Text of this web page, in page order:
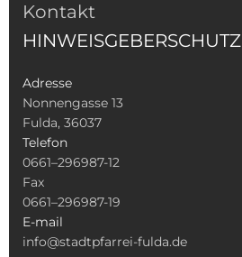
Kontakt
HINWEISGEBERSCHUTZ
Adresse
Nonnengasse 13
Fulda, 36037
Telefon
0661–296987-12
Fax
0661–296987-19
E-mail
info@stadtpfarrei-fulda.de